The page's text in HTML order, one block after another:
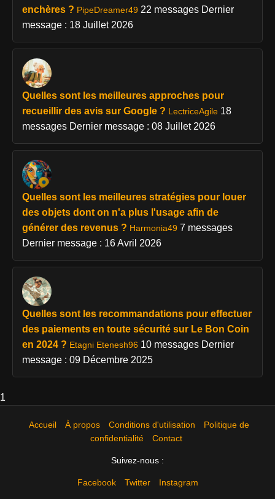
enchères ? PipeDreamer49 22 messages Dernier
message : 18 Juillet 2026
Quelles sont les meilleures approches pour
recueillir des avis sur Google ? LectriceAgile 18
messages Dernier message : 08 Juillet 2026
Quelles sont les meilleures stratégies pour louer
des objets dont on n'a plus l'usage afin de
générer des revenus ? Harmonia49 7 messages
Dernier message : 16 Avril 2026
Quelles sont les recommandations pour effectuer
des paiements en toute sécurité sur Le Bon Coin
en 2024 ? Etagni Etenesh96 10 messages Dernier
message : 09 Décembre 2025
1
Accueil À propos Conditions d'utilisation
Politique de
confidentialité
Contact
Suivez-nous :
Facebook Twitter Instagram